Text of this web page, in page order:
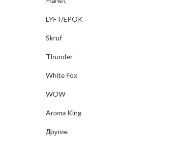
LYFT/EPOK
Skruf
Thunder
White Fox
WOW
Aroma King
Другие